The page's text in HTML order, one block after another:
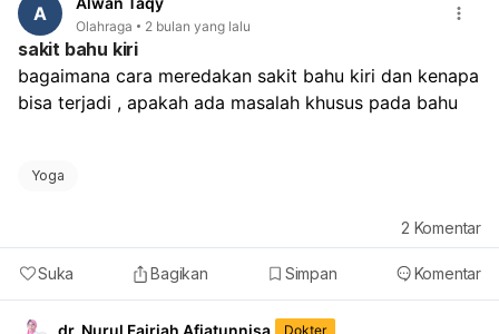
A
Olahraga 2 bulan yang lalu
sakit bahu kiri
bagaimana cara meredakan sakit bahu kiri dan kenapa
bisa terjadi , apakah ada masalah khusus pada bahu
Yoga
Suka Bagikan Simpan Komentar
2 Komentar
Dokter